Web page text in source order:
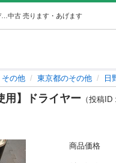
【1000円以上購入者限定】【数回程度の使用】ドライヤー (あすぴぴ) 日野の生活家電《その他》の中古あげます・譲ります｜ジモティーで不用品の処分 中古 売ります・あげます
その他 東京都のその他 日
用】ドライヤー （投稿ID
商品価格